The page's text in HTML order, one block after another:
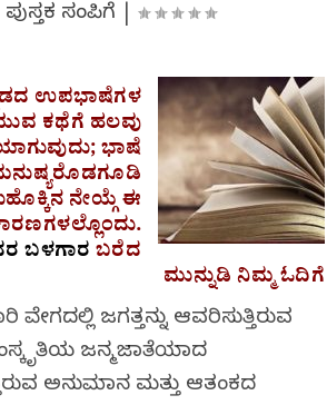
ಪುಸ್ತಕ ಸಂಪಿಗೆ
ಉಪಭಾಷೆಗಳ
ಕಥೆಗೆ ಹಲವು
ಭಾಷೆ
ನೇಯ್ಗೆ ಈ
ಬಳಗಾರ ಬರೆದ
ಮುನ್ನುಡಿ ನಿಮ್ಮ ಓದಿಗೆ
ಜಗತ್ತನ್ನು ಆವರಿಸುತ್ತಿರುವ
ಜನ್ಮಜಾತೆಯಾದ
ಅನುಮಾನ ಮತ್ತು ಆತಂಕದ